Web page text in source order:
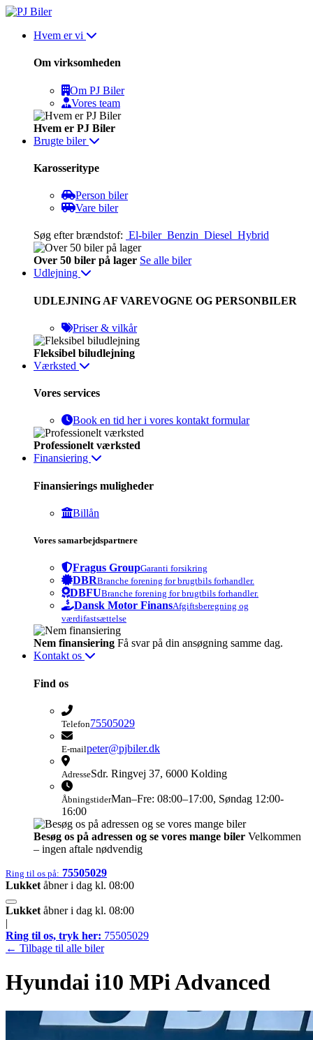
Skip
contentHvem er vi
Om virksomheden
Om PJ Biler
Vores team
Hvem er PJ Biler
Brugte biler
Karosseritype
Person biler
Vare biler
Søg efter brændstof: El-biler Benzin Diesel Hybrid
Over 50 biler på lager Se alle biler
Udlejning
UDLEJNING AF VAREVOGNE OG PERSONBILER
Priser & vilkår
Fleksibel biludlejning
Værksted
Vores services
Book en tid her i vores kontakt formular
Professionelt værksted
Finansiering
Finansierings muligheder
Billån
Vores samarbejdspartnere
Fragus GroupGaranti forsikring
DBRBranche forening for brugtbils forhandler.
DBFUBranche forening for brugtbils forhandler.
Dansk Motor FinansAfgiftsberegning og
værdifastsættelse
Nem finansiering Få svar på din ansøgning samme dag.
Kontakt os
Find os
Telefon75505029
E-mailpeter@pjbiler.dk
AdresseSdr. Ringvej 37, 6000 Kolding​
ÅbningstiderMan–Fre: 08:00–17:00, Søndag 12:00-
16:00
Besøg os på adressen og se vores mange biler Velkommen
– ingen aftale nødvendig
Ring til os på: 75505029
Lukket åbner i dag kl. 08:00
Lukket åbner i dag kl. 08:00
|
Ring til os, tryk her: 75505029
← Tilbage til alle biler
Hyundai i10 MPi Advanced